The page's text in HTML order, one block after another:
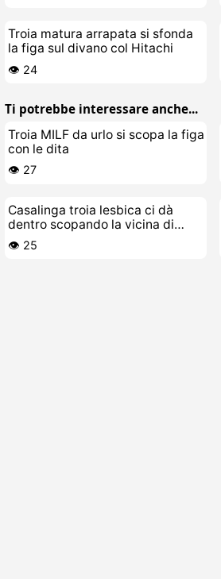
Troia matura arrapata si sfonda
la figa sul divano col Hitachi
👁️ 24
Ti potrebbe interessare anche...
Troia MILF da urlo si scopa la figa
con le dita
👁️ 27
Casalinga troia lesbica ci dà
dentro scopando la vicina di
casa
👁️ 25